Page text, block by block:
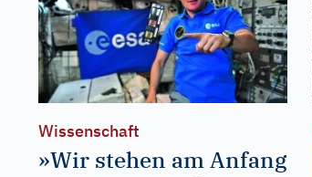
Wissenschaft
»Wir stehen am Anfang